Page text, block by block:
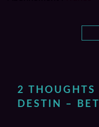
2 THOUGHTS
DESTIN –